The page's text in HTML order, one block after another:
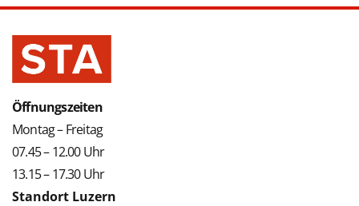
Öffnungszeiten
Montag – Freitag
07.45 – 12.00 Uhr
13.15 – 17.30 Uhr
Standort Luzern